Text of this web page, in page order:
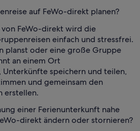
auf FeWo-direkt planen?
von FeWo-direkt wird die
einfach und stressfrei.
planst oder eine große Gruppe
an einem Ort
Unterkünfte speichern und teilen,
und gemeinsam den
erstellen.
einer Ferienunterkunft nahe
direkt ändern oder stornieren?